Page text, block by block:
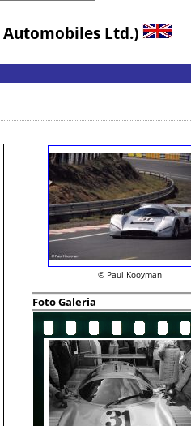
Automobiles Ltd.)
© Paul Kooyman
Foto Galeria